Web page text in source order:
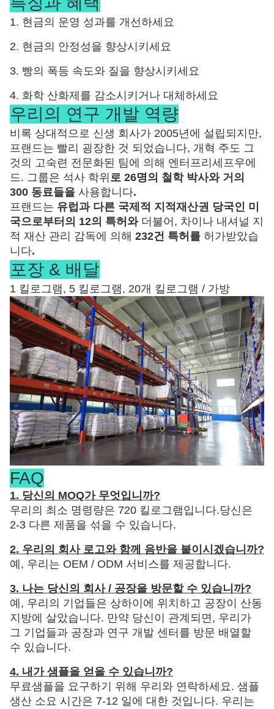
1. 현금의 운영 성과를 개선하세요
2. 현금의 안정성을 향상시키세요
3. 빵의 폭등 속도와 질을 향상시키세요
4. 화학 산화제를 감소시키거나 대체하세요
우리의 연구 개발 역량
비록 상대적으로 신생 회사가 2005년에 설립되지만,
프랜드는 빨리 굉장한 것 되었습니다, 개혁 주도 그
것의 고숙련 전문화된 팀에 의해 엔터프리세프우에
드. 그룹은 석사 학위 로 26명의 철학 박사와 거의
300 동료들을 사용합니다.
프랜드는 유럽과 다른 국제적 지적재산권 당국인 미
국으로부터의 12의 특허와더불어, 차이나 내셔널 지
적 재산 관리 감독에 의해 232건 특허를 허가받았습
니다.
포장 & 배달
1 킬로그램, 5 킬로그램, 20개 킬로그램 / 가방
FAQ
1. 당신의 MOQ가 무엇입니까?
우리의 최소 명령량은 720 킬로그램입니다.당신은
2-3 다른 제품을 섞을 수 있습니다.
2. 우리의 회사 로고와 함께 음반을 붙이시겠습니까?
예, 우리는 OEM / ODM 서비스를 제공합니다.
3. 나는 당신의 회사 / 공장을 방문할 수 있습니까?
예, 우리의 기업들은 상하이에 위치하고 공장이 산동
지방에 살았습니다. 만약 당신이 관계되면, 우리가
그 기업들과 공장과 연구 개발 센터를 방문 배열할
수 있습니다.
4. 내가 샘플을 얻을 수 있습니까?
무료샘플을 요구하기 위해 우리와 연락하세요. 샘플
생산 소요 시간은 7-12 일에 대한 것입니다. 우리는